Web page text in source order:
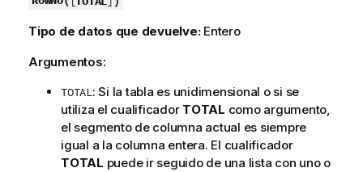
Tipo de datos que devuelve: Entero
Argumentos:
TOTAL: Si la tabla es unidimensional o si se
utiliza el cualificador TOTAL como argumento,
el segmento de columna actual es siempre
igual a la columna entera. El cualificador
TOTAL puede ir seguido de una lista con uno o